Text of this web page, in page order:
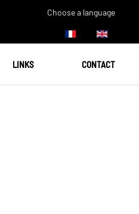
Choose a language
LINKS CONTACT